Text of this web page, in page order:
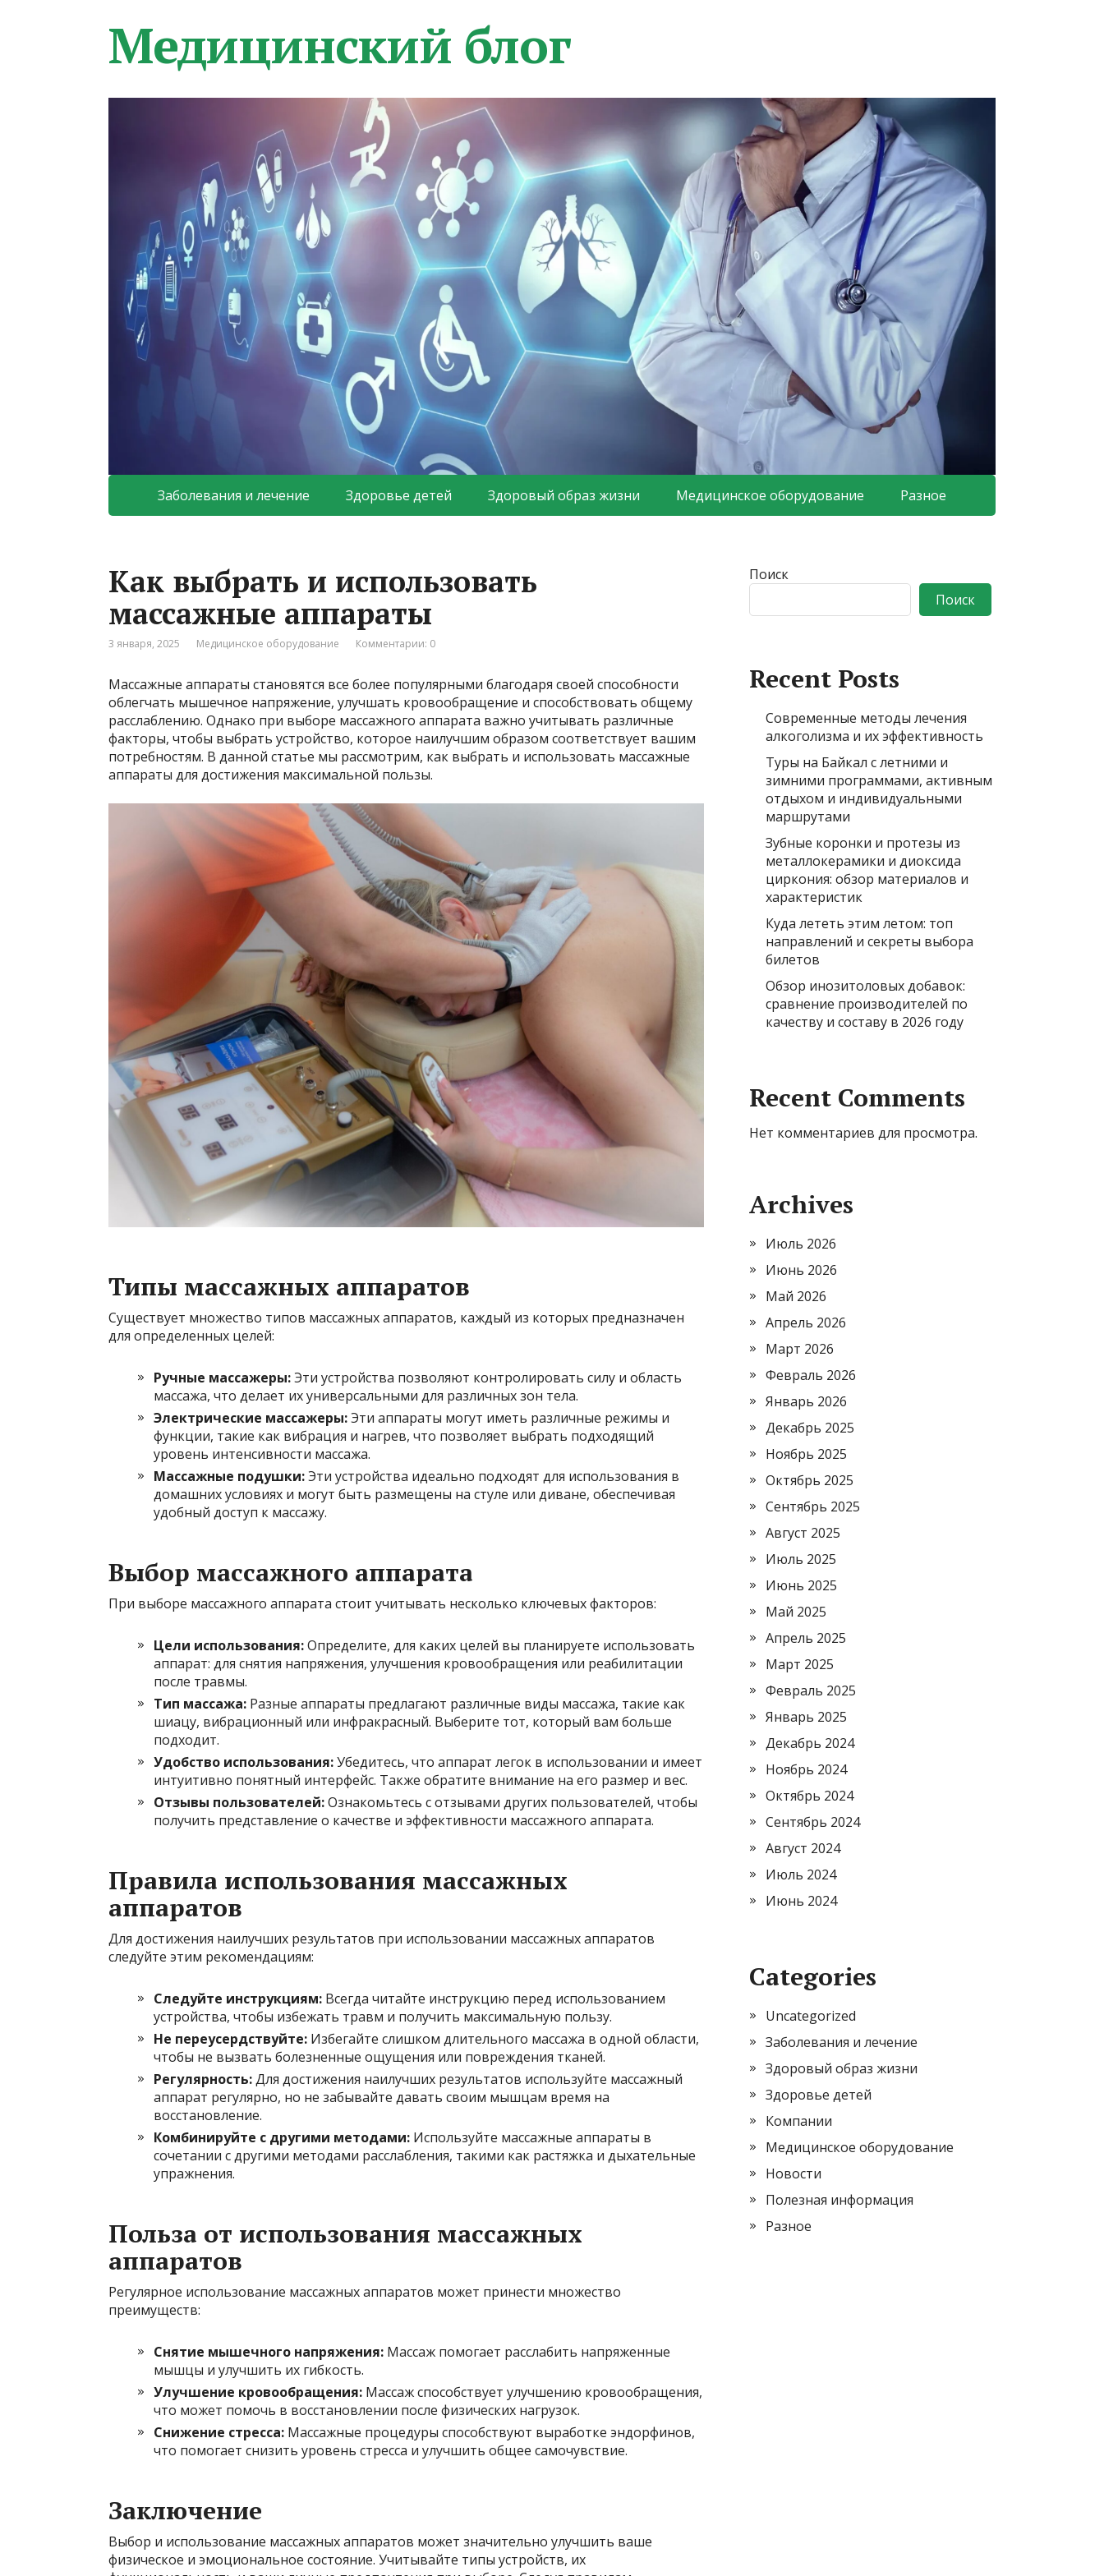
Медицинский блог
Заболевания и лечение Здоровье детей Здоровый образ жизни Медицинское оборудование Разное
Как выбрать и использовать
массажные аппараты
3 января, 2025 Медицинское оборудование Комментарии: 0
Массажные аппараты становятся все более популярными благодаря своей способности
облегчать мышечное напряжение, улучшать кровообращение и способствовать общему
расслаблению. Однако при выборе массажного аппарата важно учитывать различные
факторы, чтобы выбрать устройство, которое наилучшим образом соответствует вашим
потребностям. В данной статье мы рассмотрим, как выбрать и использовать массажные
аппараты для достижения максимальной пользы.
Типы массажных аппаратов
Существует множество типов массажных аппаратов, каждый из которых предназначен
для определенных целей:
Ручные массажеры:Эти устройства позволяют контролировать силу и область
массажа, что делает их универсальными для различных зон тела.
Электрические массажеры:Эти аппараты могут иметь различные режимы и
функции, такие как вибрация и нагрев, что позволяет выбрать подходящий
уровень интенсивности массажа.
Массажные подушки:Эти устройства идеально подходят для использования в
домашних условиях и могут быть размещены на стуле или диване, обеспечивая
удобный доступ к массажу.
Выбор массажного аппарата
При выборе массажного аппарата стоит учитывать несколько ключевых факторов:
Цели использования:Определите, для каких целей вы планируете использовать
аппарат: для снятия напряжения, улучшения кровообращения или реабилитации
после травмы.
Тип массажа: Разные аппараты предлагают различные виды массажа, такие как
шиацу, вибрационный или инфракрасный. Выберите тот, который вам больше
подходит.
Удобство использования:Убедитесь, что аппарат легок в использовании и имеет
интуитивно понятный интерфейс. Также обратите внимание на его размер и вес.
Отзывы пользователей:Ознакомьтесь с отзывами других пользователей, чтобы
получить представление о качестве и эффективности массажного аппарата.
Правила использования массажных
аппаратов
Для достижения наилучших результатов при использовании массажных аппаратов
следуйте этим рекомендациям:
Следуйте инструкциям: Всегда читайте инструкцию перед использованием
устройства, чтобы избежать травм и получить максимальную пользу.
Не переусердствуйте: Избегайте слишком длительного массажа в одной области,
чтобы не вызвать болезненные ощущения или повреждения тканей.
Регулярность:Для достижения наилучших результатов используйте массажный
аппарат регулярно, но не забывайте давать своим мышцам время на
восстановление.
Комбинируйте с другими методами: Используйте массажные аппараты в
сочетании с другими методами расслабления, такими как растяжка и дыхательные
упражнения.
Польза от использования массажных
аппаратов
Регулярное использование массажных аппаратов может принести множество
преимуществ:
Снятие мышечного напряжения: Массаж помогает расслабить напряженные
мышцы и улучшить их гибкость.
Улучшение кровообращения: Массаж способствует улучшению кровообращения,
что может помочь в восстановлении после физических нагрузок.
Снижение стресса: Массажные процедуры способствуют выработке эндорфинов,
что помогает снизить уровень стресса и улучшить общее самочувствие.
Заключение
Выбор и использование массажных аппаратов может значительно улучшить ваше
физическое и эмоциональное состояние. Учитывайте типы устройств, их
Поиск
Поиск
Recent Posts
Современные методы лечения
алкоголизма и их эффективность
Туры на Байкал с летними и
зимними программами, активным
отдыхом и индивидуальными
маршрутами
Зубные коронки и протезы из
металлокерамики и диоксида
циркония: обзор материалов и
характеристик
Куда лететь этим летом: топ
направлений и секреты выбора
билетов
Обзор инозитоловых добавок:
сравнение производителей по
качеству и составу в 2026 году
Recent Comments
Нет комментариев для просмотра.
Archives
Июль 2026
Июнь 2026
Май 2026
Апрель 2026
Март 2026
Февраль 2026
Январь 2026
Декабрь 2025
Ноябрь 2025
Октябрь 2025
Сентябрь 2025
Август 2025
Июль 2025
Июнь 2025
Май 2025
Апрель 2025
Март 2025
Февраль 2025
Январь 2025
Декабрь 2024
Ноябрь 2024
Октябрь 2024
Сентябрь 2024
Август 2024
Июль 2024
Июнь 2024
Categories
Uncategorized
Заболевания и лечение
Здоровый образ жизни
Здоровье детей
Компании
Медицинское оборудование
Новости
Полезная информация
Разное